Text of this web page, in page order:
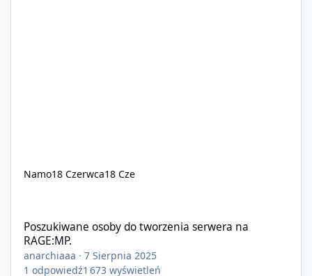
Namo18 Czerwca18 Cze
Poszukiwane osoby do tworzenia serwera na
RAGE:MP.
anarchiaaa ·7 Sierpnia 2025
1 odpowiedź1 673 wyświetleń